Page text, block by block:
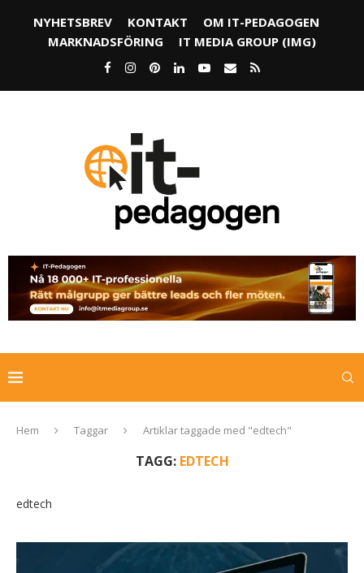
NYHETSBREV KONTAKT
OM IT-PEDAGOGEN
MARKNADSFÖRING
IT MEDIA GROUP (IMG)
Hem Taggar Artiklar taggade med "edtech"
TAGG: EDTECH
edtech